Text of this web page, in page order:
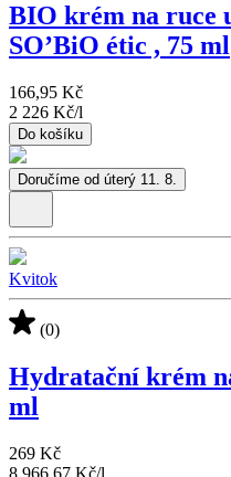
BIO krém na ruce
SO’BiO étic , 75 ml
166,95 Kč
2 226 Kč/l
Do košíku
Doručíme od úterý 11. 8.
Kvitok
(0)
Hydratační krém
ml
269 Kč
8 966,67 Kč/l